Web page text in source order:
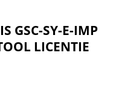
GSC-SY-E-IMP
LICENTIE